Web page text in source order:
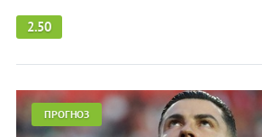
2.50
ПРОГНОЗ